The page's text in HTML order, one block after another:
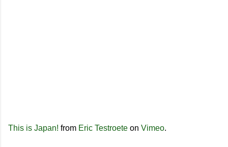
This is Japan! from Eric Testroete on Vimeo.